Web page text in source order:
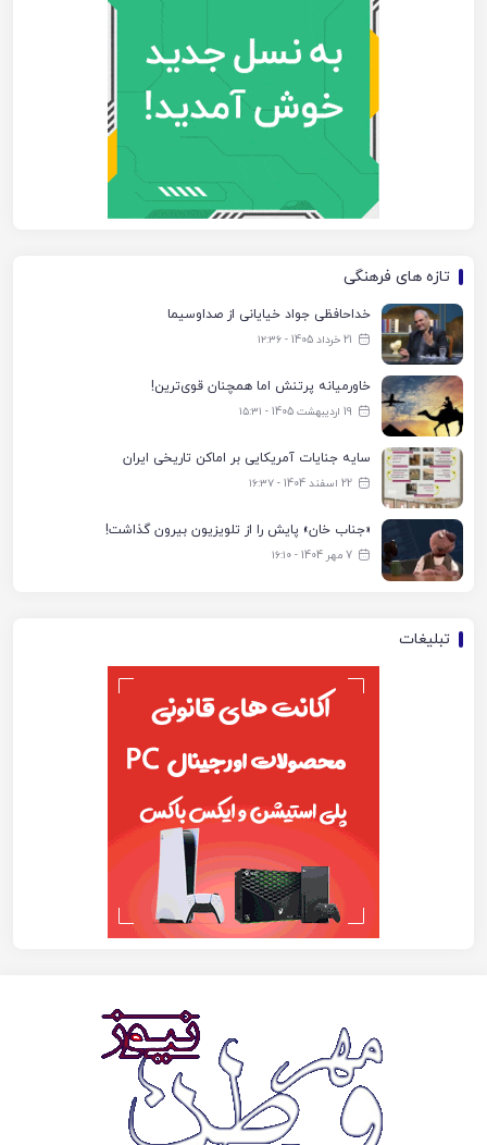
تازه های فرهنگی
خداحافظی جواد خیایانی از صداوسیما
21 خرداد 1405 - ۱۲:۳۶
خاورمیانه پرتنش اما همچنان قوی‌ترین!
19 اردیبهشت 1405 - ۱۵:۳۱
سایه جنایات آمریکایی بر اماکن تاریخی ایران
22 اسفند 1404 - ۱۶:۳۷
«جناب خان» پایش را از تلویزیون بیرون گذاشت!
7 مهر 1404 - ۱۶:۱۰
تبلیغات